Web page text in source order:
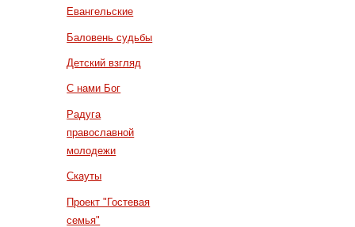
Евангельские
Баловень судьбы
Детский взгляд
С нами Бог
Радуга
православной
молодежи
Скауты
Проект "Гостевая
семья"